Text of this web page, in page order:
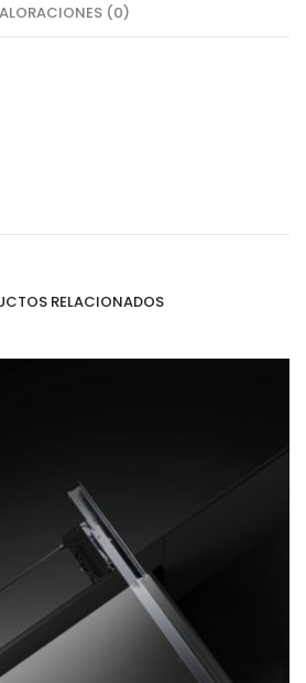
(0)
RELACIONADOS